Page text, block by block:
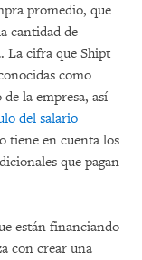
promedio, que
cantidad de
La cifra que Shipt
como
la empresa, así
del salario
tiene en cuenta los
que pagan
están financiando
con crear una